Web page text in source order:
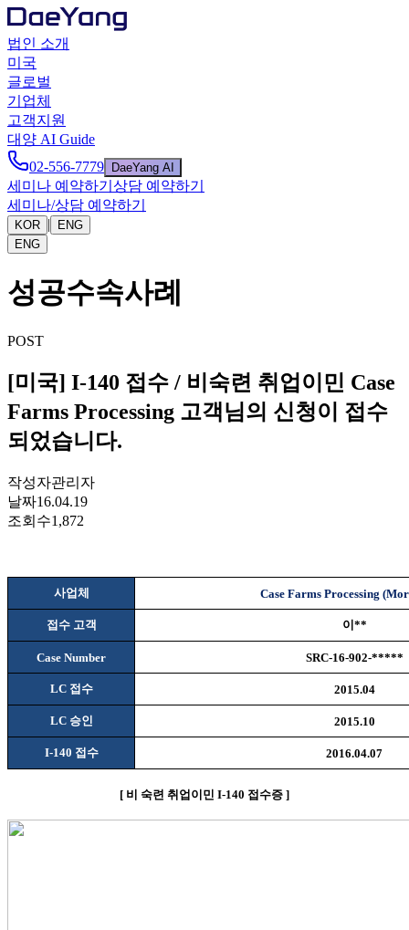
법인 소개
미국
글로벌
기업체
고객지원
대양 AI Guide
02-556-7779
DaeYang AI
세미나 예약하기 상담 예약하기
세미나/상담 예약하기
KOR |
ENG
ENG
성공수속사례
POST
[미국] I-140 접수 / 비숙련 취업이민 Case
Farms Processing 고객님의 신청이 접수
되었습니다.
작성자관리자
날짜16.04.19
조회수1,872
사업체 Case Farms Processing
접수 고객 이**
Case Number SRC-16-902-*****
LC 접수 2015.04
LC 승인 2015.10
I-140 접수 2016.04.07
[ 비 숙련 취업이민 I-140 접수증 ]